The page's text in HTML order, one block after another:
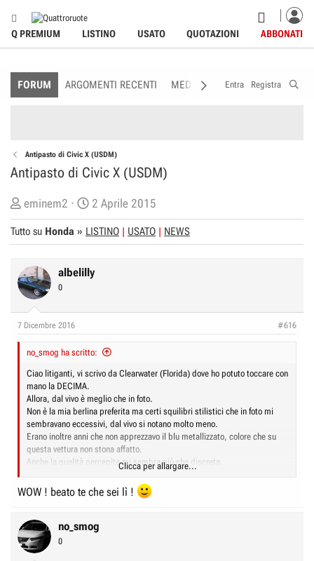
Q PREMIUM LISTINO USATO QUOTAZIONI ABBONATI
FORUM ARGOMENTI RECENTI MEDIA MEMBRI
Entra Registra
Antipasto di Civic X (USDM)
Antipasto di Civic X (USDM)
C
r
e
t
o
e
s
c
u
s
s
n
eminem2
D
a
t
d
z
i
2 Aprile 2015
Tutto su Honda » LISTINO USATO NEWS
albelilly
0
7 Dicembre 2016 #616
no_smog ha scritto:
Ciao litiganti, vi scrivo da Clearwater (Florida) dove ho potuto toccare con
mano la DECIMA.
Allora, dal vivo è meglio che in foto.
Non è la mia berlina preferita ma certi squilibri stilistici che in foto mi
sembravano eccessivi, dal vivo si notano molto meno.
Erano inoltre anni che non apprezzavo il blu metallizzato, colore che su
questa vettura non stona affatto.
Anche la qualità percepita mi sembra più che discreta.
Non farà il botto ma riporterà in Honda clienti di una certa età (45/50)
secondo me. Clienti che con le ultime realizzazioni aveva inevitabilmente
perso.
concessionaria
Clicca per allargare...
WOW ! beato te che sei lì !
no_smog
0